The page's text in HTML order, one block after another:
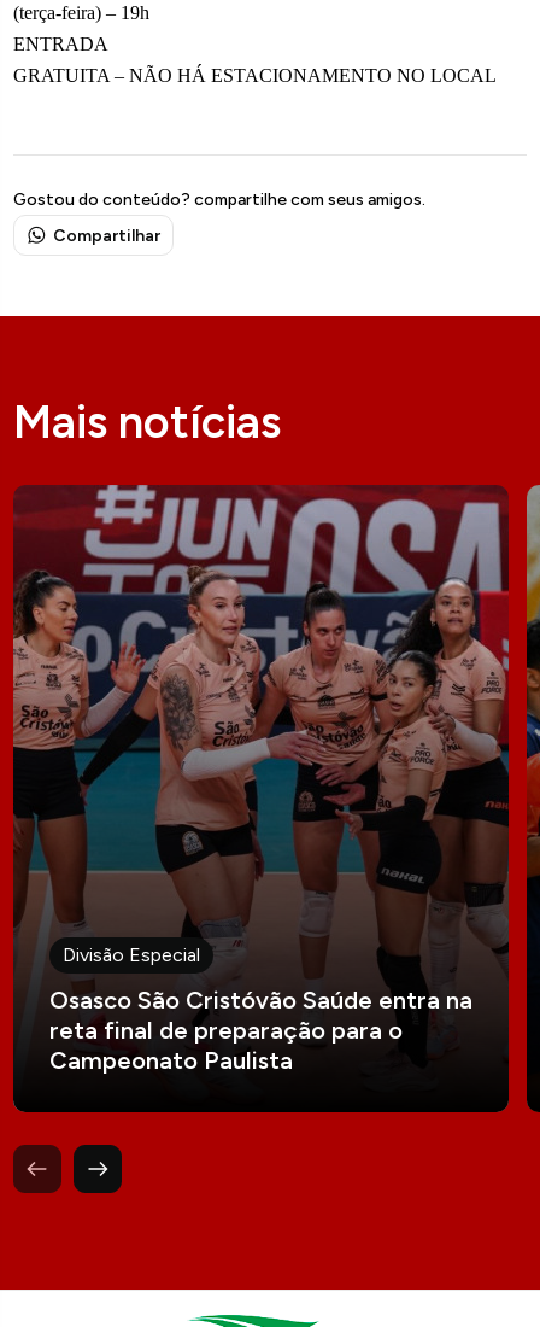
(terça-feira) – 19h
ENTRADA
GRATUITA – NÃO HÁ ESTACIONAMENTO NO LOCAL
Gostou do conteúdo? compartilhe com seus amigos.
Compartilhar
Mais notícias
Divisão Especial
Osasco São Cristóvão Saúde entra na
reta final de preparação para o
Campeonato Paulista